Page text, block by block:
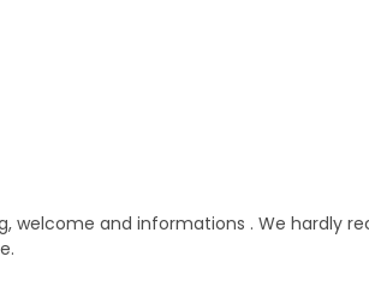
welcome and informations . We hardly